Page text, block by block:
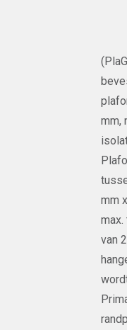
mm,
mm
van